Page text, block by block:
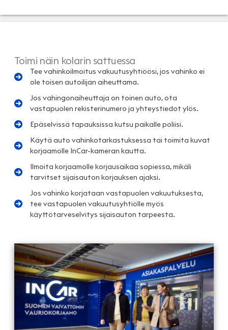
Toimi näin kolarin sattuessa
Tee vahinkoilmoitus vakuutusyhtiöösi, jos vahinko ei
ole toisen autoilijan aiheuttama.
Jos vahingonaiheuttaja on toinen auto, ota
vastapuolen rekisterinumero ja yhteystiedot ylös.
Epäselvissä tapauksissa kutsu paikalle poliisi.
Käytä auto vahinkotarkastuksessa tai toimita kuvat
korjaamolle InCar-kameran kautta.
Ilmoita korjaamolle korjausaikaa sopiessa, mikäli
tarvitset sijaisauton korjauksen ajaksi.
Jos vahinko korjataan vastapuolen vakuutuksesta,
tee vastapuolen vakuutusyhtiölle myös
käyttötarveselvitys sijaisauton tarpeesta.